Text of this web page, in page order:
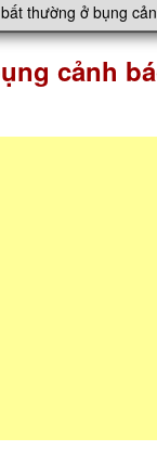
thường ở bụng
cảnh